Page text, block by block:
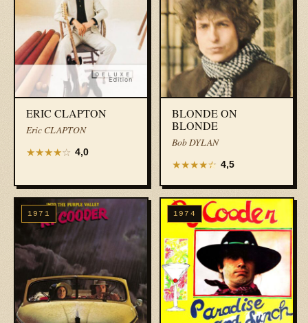
ERIC CLAPTON
Eric CLAPTON
★★★★☆ 4,0
BLONDE ON
BLONDE
Bob DYLAN
★★★★★ 4,5
1971 1974